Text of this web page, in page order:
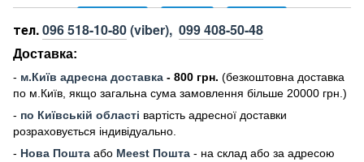
тел.096 518-10-80(viber), 099 408-50-48
Доставка:
- м.Київ адресна доставка - 800 грн. (безкоштовна доставка
по м.Київ, якщо загальна сума замовлення більше 20000 грн .)
- по Київській області вартість адресної доставки
розраховується індивідуально.
- Нова Пошта або Meest Пошта - на склад або за адресою